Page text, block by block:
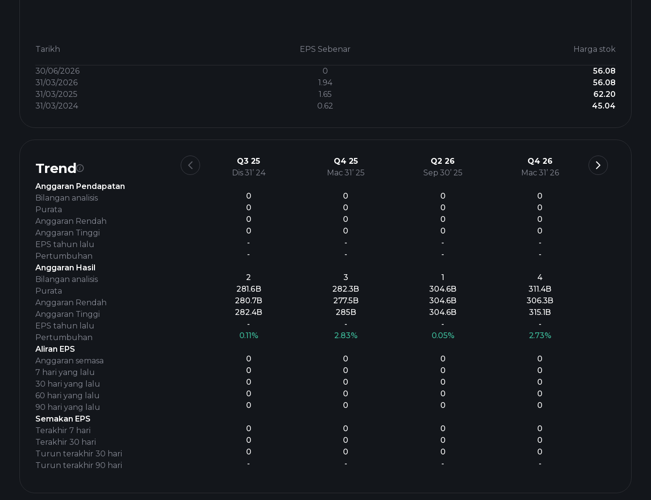
Tarikh EPS Sebenar Harga stok
30/06/2026 0
56.08
31/03/2026
1.94
56.08
31/03/2025
1.65
62.20
31/03/2024
0.62 45.04
Trend
Anggaran Pendapatan
Bilangan analisis
Purata
Anggaran Rendah
Anggaran Tinggi
EPS tahun lalu
Pertumbuhan
Anggaran Hasil
Bilangan analisis
Purata
Anggaran Rendah
Anggaran Tinggi
EPS tahun lalu
Pertumbuhan
Aliran EPS
Anggaran semasa
7 hari yang lalu
30 hari yang lalu
60 hari yang lalu
90 hari yang lalu
Semakan EPS
Terakhir 7 hari
Terakhir 30 hari
Turun terakhir 30 hari
Turun terakhir 90 hari
Q3 25
Dis 31’ 24
0
0
0
0
-
-
2
281.6B
280.7B
282.4B
-
0.11%
0
0
0
0
0
0
0
0
-
Q4 25
Mac 31’ 25
0
0
0
0
-
-
3
282.3B
277.5B
285B
-
2.83%
0
0
0
0
0
0
0
0
-
Q2 26
Sep 30’ 25
0
0
0
0
-
-
1
304.6B
304.6B
304.6B
-
0.05%
0
0
0
0
0
0
0
0
-
Q4 26
Mac 31’ 26
0
0
0
0
-
-
4
311.4B
306.3B
315.1B
-
2.73%
0
0
0
0
0
0
0
0
-